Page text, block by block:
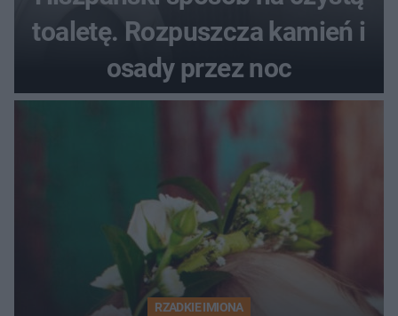
toaletę. Rozpuszcza kamień i
osady przez noc
RZADKIE IMIONA